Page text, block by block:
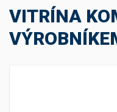
VITRÍNA